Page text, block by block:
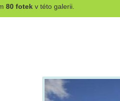
80 fotekv této galerii.